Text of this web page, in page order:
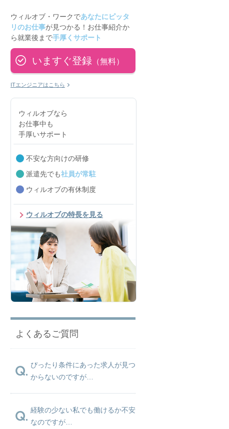
ウィルオブ・ワークであなたにピッタ
リのお仕事が見つかる！お仕事紹介か
ら就業後まで手厚くサポート
いますぐ登録 （無料）
ITエンジニアはこちら
ウィルオブなら
お仕事中も
手厚いサポート
不安な方向けの研修
派遣先でも社員が常駐
ウィルオブの有休制度
ウィルオブの特長を見る
よくあるご質問
ぴったり条件にあった求人が見つ
からないのですが…
経験の少ない私でも働けるか不安
なのですが…